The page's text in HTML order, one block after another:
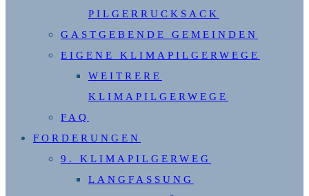
PILGERRUCKSACK
GASTGEBENDE GEMEINDEN
EIGENE KLIMAPILGERWEGE
WEITRERE
KLIMAPILGERWEGE
FAQ
FORDERUNGEN
9. KLIMAPILGERWEG
LANGFASSUNG